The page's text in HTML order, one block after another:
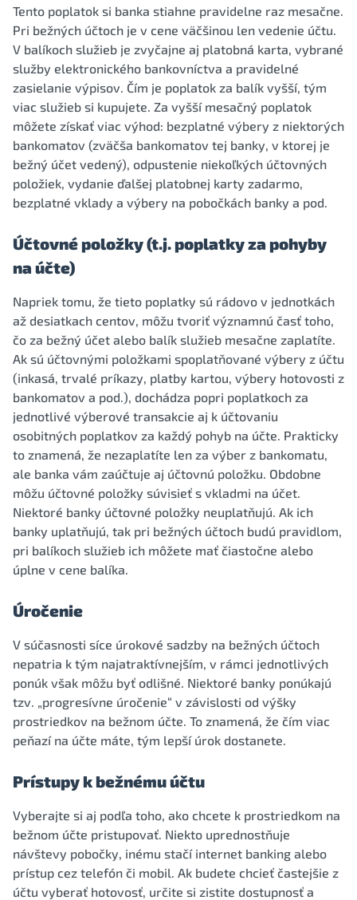
Tento poplatok si banka stiahne pravidelne raz mesačne.
Pri bežných účtoch je v cene väčšinou len vedenie účtu.
V balíkoch služieb je zvyčajne aj platobná karta, vybrané
služby elektronického bankovníctva a pravidelné
zasielanie výpisov. Čím je poplatok za balík vyšší, tým
viac služieb si kupujete. Za vyšší mesačný poplatok
môžete získať viac výhod: bezplatné výbery z niektorých
bankomatov (zväčša bankomatov tej banky, v ktorej je
bežný účet vedený), odpustenie niekoľkých účtovných
položiek, vydanie ďalšej platobnej karty zadarmo,
bezplatné vklady a výbery na pobočkách banky a pod.
Účtovné položky (t.j. poplatky za pohyby
na účte)
Napriek tomu, že tieto poplatky sú rádovo v jednotkách
až desiatkach centov, môžu tvoriť významnú časť toho,
čo za bežný účet alebo balík služieb mesačne zaplatíte.
Ak sú účtovnými položkami spoplatňované výbery z účtu
(inkasá, trvalé príkazy, platby kartou, výbery hotovosti z
bankomatov a pod.), dochádza popri poplatkoch za
jednotlivé výberové transakcie aj k účtovaniu
osobitných poplatkov za každý pohyb na účte. Prakticky
to znamená, že nezaplatíte len za výber z bankomatu,
ale banka vám zaúčtuje aj účtovnú položku. Obdobne
môžu účtovné položky súvisieť s vkladmi na účet.
Niektoré banky účtovné položky neuplatňujú. Ak ich
banky uplatňujú, tak pri bežných účtoch budú pravidlom,
pri balíkoch služieb ich môžete mať čiastočne alebo
úplne v cene balíka.
Úročenie
V súčasnosti síce úrokové sadzby na bežných účtoch
nepatria k tým najatraktívnejším, v rámci jednotlivých
ponúk však môžu byť odlišné. Niektoré banky ponúkajú
tzv. „progresívne úročenie“ v závislosti od výšky
prostriedkov na bežnom účte. To znamená, že čím viac
peňazí na účte máte, tým lepší úrok dostanete.
Prístupy k bežnému účtu
Vyberajte si aj podľa toho, ako chcete k prostriedkom na
bežnom účte pristupovať. Niekto uprednostňuje
návštevy pobočky, inému stačí internet banking alebo
prístup cez telefón či mobil. Ak budete chcieť častejšie z
účtu vyberať hotovosť, určite si zistite dostupnosť a